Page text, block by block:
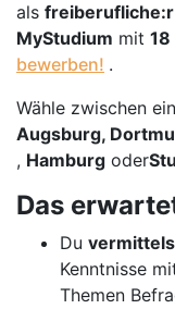
als
MyStudium mit
bewerben! .
Wähle zwischen
Augsburg,
, Hamburg oder
Das
Du
Kenntnisse
Themen